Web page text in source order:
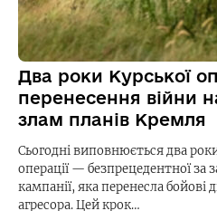
Два роки Курської
перенесення війни
злам планів Кремля
Сьогодні виповнюється два
операції — безпрецедентної
кампанії, яка перенесла бойові
агресора. Цей крок…